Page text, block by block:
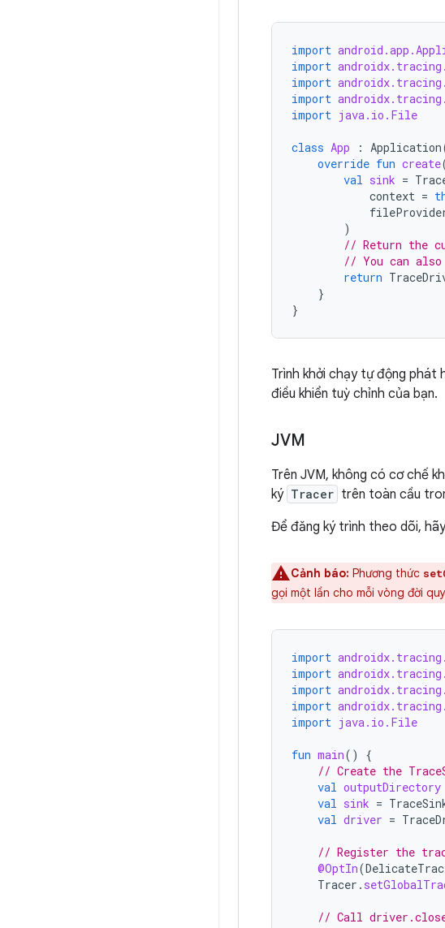
import
import
import
import
import java.io.File
class App : Application
override fun create
val sink =
context =
)
// Return the
// You can
return
}
}
Trình khởi chạy tự động phát
điều khiển tuỳ chỉnh của bạn.
JVM
Trên JVM, không có cơ chế
ký Tracer trên toàn cầu
Để đăng ký trình theo dõi,
Cảnh báo: Phương thức
gọi một lần cho mỗi vòng đời
import
import
import
import
import java.io.File
fun main()
{
// Create the
val outputDirectory
val sink =
val driver =
// Register the
@OptIn(
Tracer .
// Call